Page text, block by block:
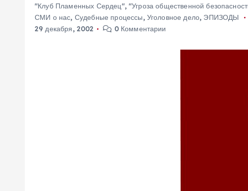
"Клуб Пламенных Сердец","Угроза общественной
СМИ о нас, Судебные процессы, Уголовное дело, ЭПИЗОДЫ
29 декабря, 2002
0 Комментарии